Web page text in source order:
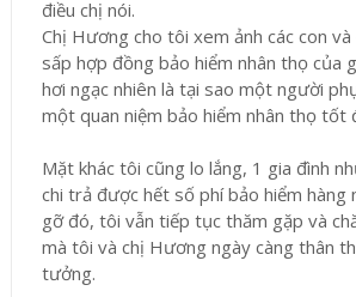
điều chị nói.
Chị Hương cho tôi xem ảnh các con
sấp hợp đồng bảo hiểm nhân thọ của
hơi ngạc nhiên là tại sao một người
một quan niệm bảo hiểm nhân thọ tốt
Mặt khác tôi cũng lo lắng, 1 gia đình
chi trả được hết số phí bảo hiểm hàng
gỡ đó, tôi vẫn tiếp tục thăm gặp và
mà tôi và chị Hương ngày càng thân
tưởng.